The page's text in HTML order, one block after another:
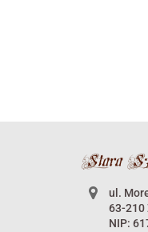
ul.
63-210
NIP: